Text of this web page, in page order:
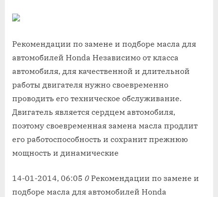
Рекомендации по замене и подборе масла для
автомобилей Honda Независимо от класса
автомобиля, для качественной и длительной
работы двигателя нужно своевременно
проводить его техническое обслуживание.
Двигатель является сердцем автомобиля,
поэтому своевременная замена масла продлит
его работоспособность и сохранит прежнюю
мощность и динамические
14-01-2014, 06:05 0 Рекомендации по замене и
подборе масла для автомобилей Honda